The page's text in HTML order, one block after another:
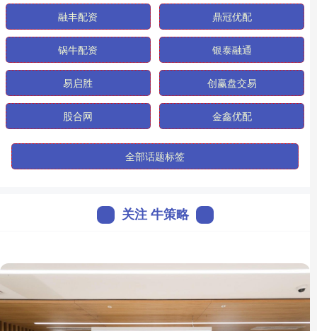
融丰配资 鼎冠优配
锅牛配资 银泰融通
易启胜 创赢盘交易
股合网 金鑫优配
全部话题标签
关注 牛策略